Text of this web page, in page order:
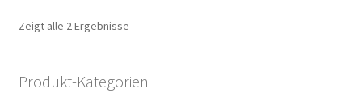
Zeigt alle 2 Ergebnisse
Produkt-Kategorien